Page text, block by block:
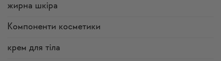
жирна шкіра
Компоненти косметики
крем для тіла